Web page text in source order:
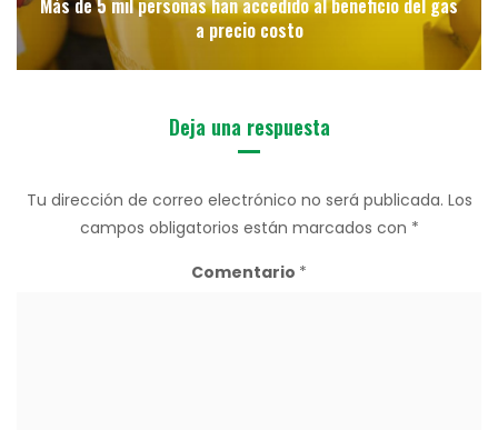
Más de 5 mil personas han accedido al beneficio del gas
a precio costo
Deja una respuesta
Tu dirección de correo electrónico no será publicada. Los
campos obligatorios están marcados con *
Comentario *